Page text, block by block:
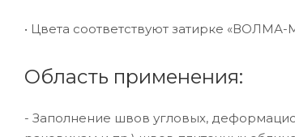
• Цвета соответствуют затирке «ВОЛМА-
Область применения:
- Заполнение швов угловых,